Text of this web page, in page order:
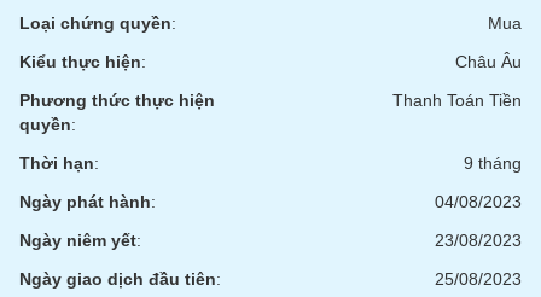
Loại chứng quyền:
Mua
Kiểu thực hiện:
Châu Âu
Phương thức thực hiện
quyền:
Thanh Toán Tiền
Thời hạn:
9 tháng
Ngày phát hành:
04/08/2023
Ngày niêm yết:
23/08/2023
Ngày giao dịch đầu tiên:
25/08/2023
Tin
tức
(-)
Bài
của
giả